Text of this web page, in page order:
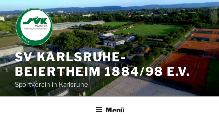
Zum
Inhalt
springen
SV KARLSRUHE-
BEIERTHEIM 1884/98 E.V.
Sportverein in Karlsruhe
Menü